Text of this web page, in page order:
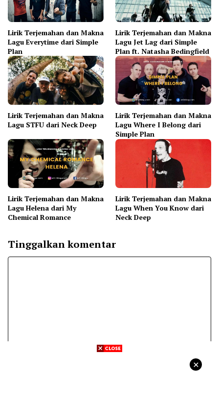
Lirik Terjemahan dan Makna
Lagu Everytime dari Simple
Plan
Lirik Terjemahan dan Makna
Lagu Jet Lag dari Simple
Plan ft. Natasha Bedingfield
Lirik Terjemahan dan Makna
Lagu STFU dari Neck Deep
Lirik Terjemahan dan Makna
Lagu Where I Belong dari
Simple Plan
Lirik Terjemahan dan Makna
Lagu Helena dari My
Chemical Romance
Lirik Terjemahan dan Makna
Lagu When You Know dari
Neck Deep
Tinggalkan komentar